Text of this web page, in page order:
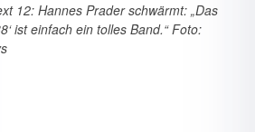
12: Hannes Prader schwärmt: „Das
ist einfach ein tolles Band.“ Foto: